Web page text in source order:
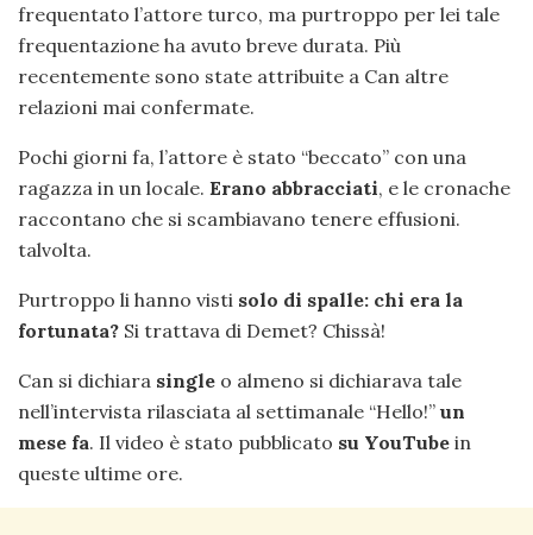
frequentato l’attore turco, ma purtroppo per lei tale
frequentazione ha avuto breve durata. Più
recentemente sono state attribuite a Can altre
relazioni mai confermate.
Pochi giorni fa, l’attore è stato “beccato” con una
ragazza in un locale. Erano abbracciati, e le cronache
raccontano che si scambiavano tenere effusioni.
talvolta.
Purtroppo li hanno visti solo di spalle: chi era la
fortunata? Si trattava di Demet? Chissà!
Can si dichiara single o almeno si dichiarava tale
nell’intervista rilasciata al settimanale “Hello!” un
mese fa. Il video è stato pubblicato su YouTube in
queste ultime ore.